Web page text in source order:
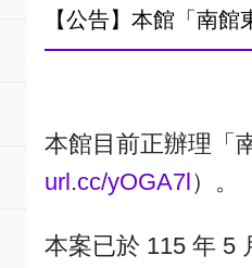
【公告】本館「南
本館目前正辦理「
url.cc/yOGA7l）。
本案已於 115 年 5